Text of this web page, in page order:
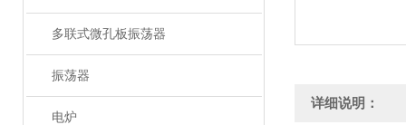
多联式微孔板振荡器
振荡器
电炉
详细说明：